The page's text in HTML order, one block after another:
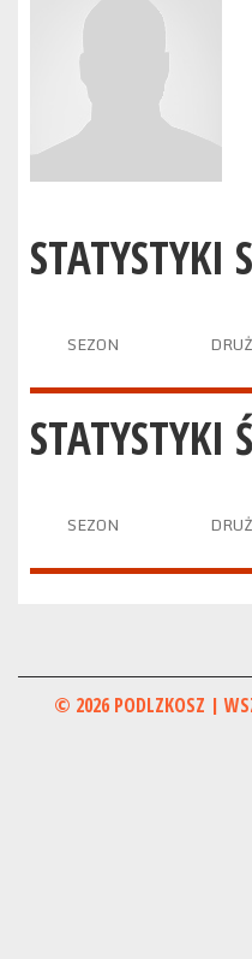
STATYSTYKI
SEZON
STATYSTYKI
SEZON
© 2026 PODLZKOSZ |